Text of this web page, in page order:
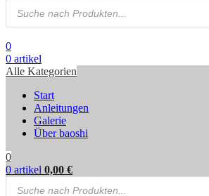
0
0 artikel
Alle Kategorien
Start
Anleitungen
Galerie
Über baoshi
0
0 artikel 0,00 €